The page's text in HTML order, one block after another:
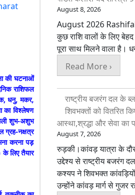
की घटनाओं
राशिफल
धनु, मकर,
का विश्लेषण
शुभ-अशुभ
ग्रह-नक्षत्र
करना पड़
लिए तैयार
August 8, 2026
August 2026
कुछ राशि वालों के लिए
पूरा साथ मिलने वाला है।
Read More ›
राष्ट्रीय बजरंग दल के
शिवभक्तों को वितरित
आस्था,श्रद्धा और सेवा का
August 7, 2026
रुड़की।कांवड़ यात्रा के
उद्देश्य से राष्ट्रीय बजरंग
कश्यप ने शिवभक्त
उन्होंने कांवड़ मार्ग से गुजर